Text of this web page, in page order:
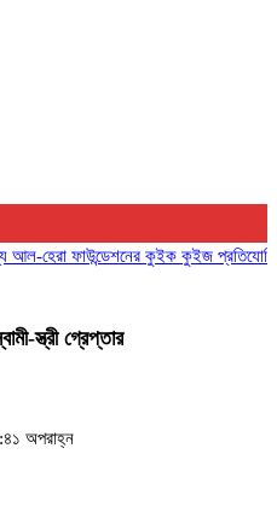
আল-হেরা ফাউন্ডেশনের কুইক কুইজ প্রতিযোগিতা
স্ত্রী গ্রেপ্তার
অপরাহ্ন